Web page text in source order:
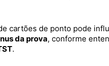
cartões de ponto pode
da prova, conforme
.